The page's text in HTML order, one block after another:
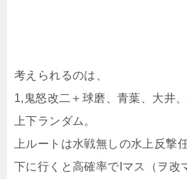
考えられるのは、
1,鬼怒改二＋球磨、青葉、大井
上下ランダム。
上ルートは水戦無しの水上反撃
下に行くと高確率でIマス（ヲ改